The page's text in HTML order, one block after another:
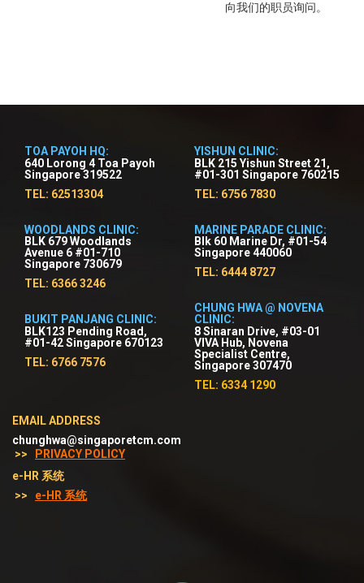
向我们的职员询问。
TOA PAYOH HQ:
640 Lorong 4 Toa Payoh
Singapore 319522
TEL: 62513304
WOODLANDS CLINIC:
BLK 679 Woodlands
Avenue 6 #01-710
Singapore 730679
TEL: 6366 3246
BUKIT PANJANG CLINIC:
BLK123 Pending Road,
#01-42 Singapore 670123
TEL: 6766 7576
YISHUN CLINIC:
BLK 215 Yishun Street 21,
#01-301 Singapore 760215
TEL: 6756 7830
MARINE PARADE CLINIC:
Blk 60 Marine Dr, #01-54
Singapore 440060
TEL: 6444 8727
CHUNG HWA @ NOVENA
CLINIC:
8 Sinaran Drive, #03-01
VIVA Hub, Novena
Specialist Centre,
Singapore 307470
TEL: 6334 1290
EMAIL ADDRESS
chunghwa@singaporetcm.com
>>
PRIVACY POLICY
e-HR 系统
>>
e-HR 系统